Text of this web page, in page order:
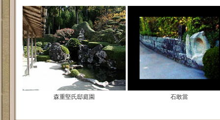
森重堅氏邸庭園 石敢當